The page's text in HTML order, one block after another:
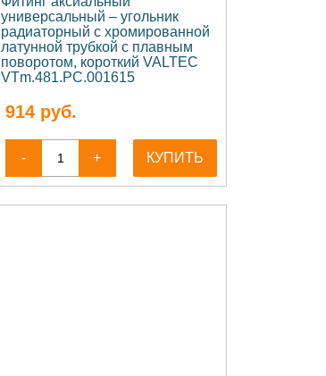
универсальный – угольник
радиаторный с хромированной
латунной трубкой с плавным
поворотом, короткий VALTEC
VTm.481.PC.001615
914руб.
- + КУПИТЬ